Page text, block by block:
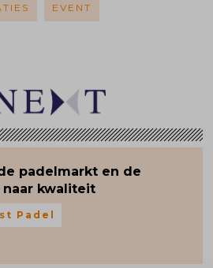
EVENT
padelmarkt en de
kwaliteit
Padel